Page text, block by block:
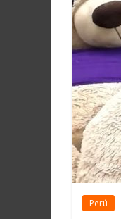
Martín
y
Loreto
Perú